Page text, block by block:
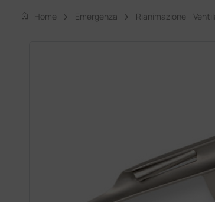
home Home Emergenza Rianimazione -